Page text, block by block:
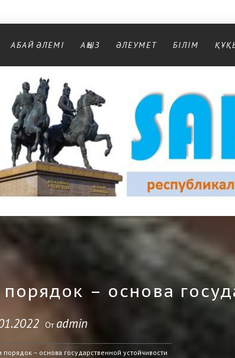
АБАЙ ӘЛЕМІ АҢЫЗ ӘЛЕУМЕТ БІЛІМ
– основа
От admin
порядок – основа государственной устойчивости